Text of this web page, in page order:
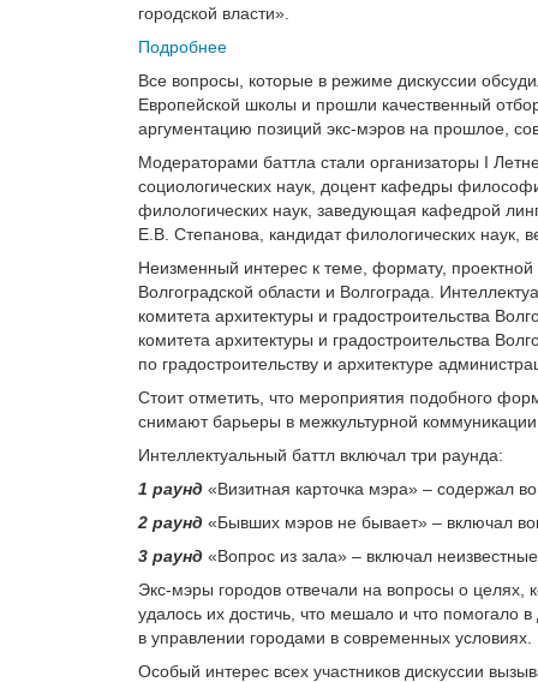
городской власти».
Подробнее
Все вопросы, которые в режиме дискуссии
Европейской школы и прошли качественный
аргументацию позиций экс-мэров на прошлое,
Модераторами баттла стали организаторы I
социологических наук, доцент кафедры
филологических наук, заведующая кафедрой
Е.В. Степанова, кандидат филологических наук,
Неизменный интерес к теме, формату,
Волгоградской области и Волгограда.
комитета архитектуры и градостроительства
комитета архитектуры и градостроительства
по градостроительству и архитектуре
Стоит отметить, что мероприятия подобного
снимают барьеры в межкультурной
Интеллектуальный баттл включал три раунда:
1 раунд «Визитная карточка мэра» – содержал
2 раунд «Бывших мэров не бывает» – включал
3 раунд «Вопрос из зала» – включал
Экс-мэры городов отвечали на вопросы о целях,
удалось их достичь, что мешало и что помогало
в управлении городами в современных условиях.
Особый интерес всех участников дискуссии